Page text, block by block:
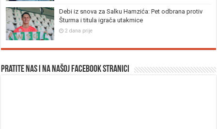
Debi iz snova za Salku Hamzića: Pet odbrana protiv
Šturma i titula igrača utakmice
2 dana prije
Pratite nas i na našoj facebook stranici